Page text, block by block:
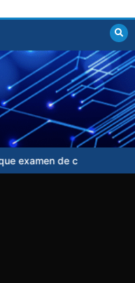
no tendrá costo